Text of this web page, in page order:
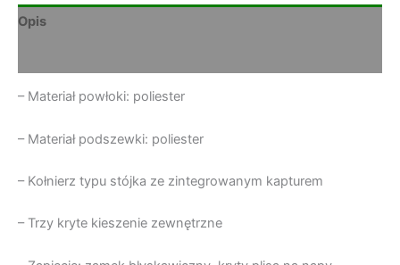
Opis
– Materiał powłoki: poliester
– Materiał podszewki: poliester
– Kołnierz typu stójka ze zintegrowanym kapturem
– Trzy kryte kieszenie zewnętrzne